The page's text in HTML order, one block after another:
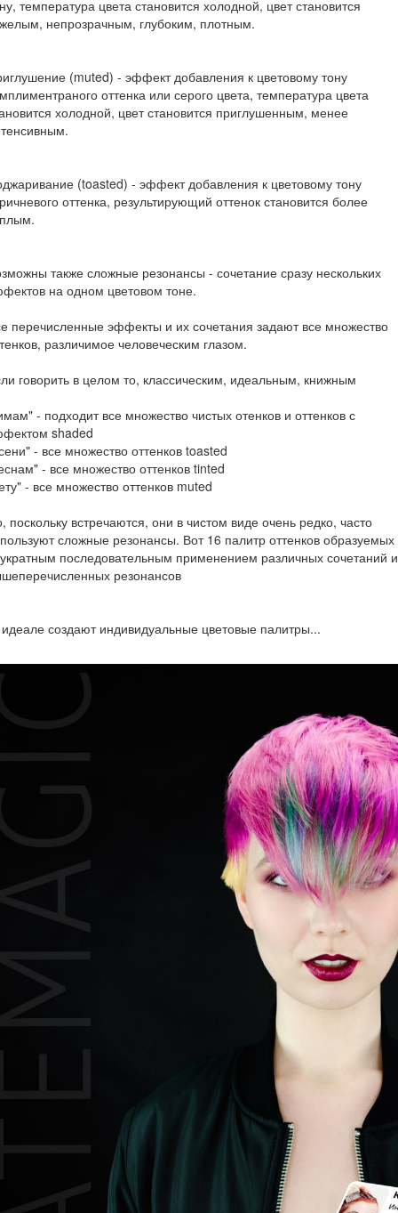
температура цвета становится холодной, цвет становится
непрозрачным, глубоким, плотным.
(muted) - эффект добавления к цветовому тону
оттенка или серого цвета, температура цвета
холодной, цвет становится приглушенным, менее
(toasted) - эффект добавления к цветовому тону
оттенка, результирующий оттенок становится более
также сложные резонансы - сочетание сразу нескольких
на одном цветовом тоне.
перечисленные эффекты и их сочетания задают все множество
различимое человеческим глазом.
говорить в целом то, классическим, идеальным, книжным
- подходит все множество чистых отенков и оттенков с
shaded
- все множество оттенков toasted
- все множество оттенков tinted
- все множество оттенков muted
поскольку встречаются, они в чистом виде очень редко, часто
сложные резонансы. Вот 16 палитр оттенков образуемых
последовательным применением различных сочетаний
резонансов
создают индивидуальные цветовые палитры...